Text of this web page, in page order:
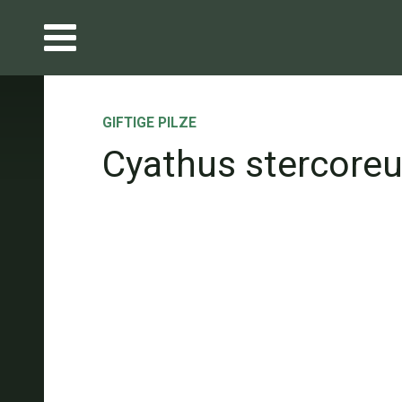
GIFTIGE PILZE
Cyathus